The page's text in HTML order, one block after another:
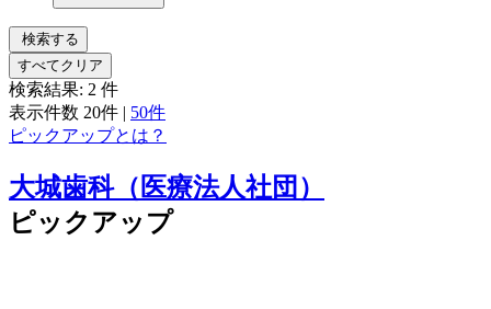
検索する
すべてクリア
検索結果: 2 件
表示件数 20件 | 50件
ピックアップとは？
大城歯科（医療法人社団）
ピックアップ